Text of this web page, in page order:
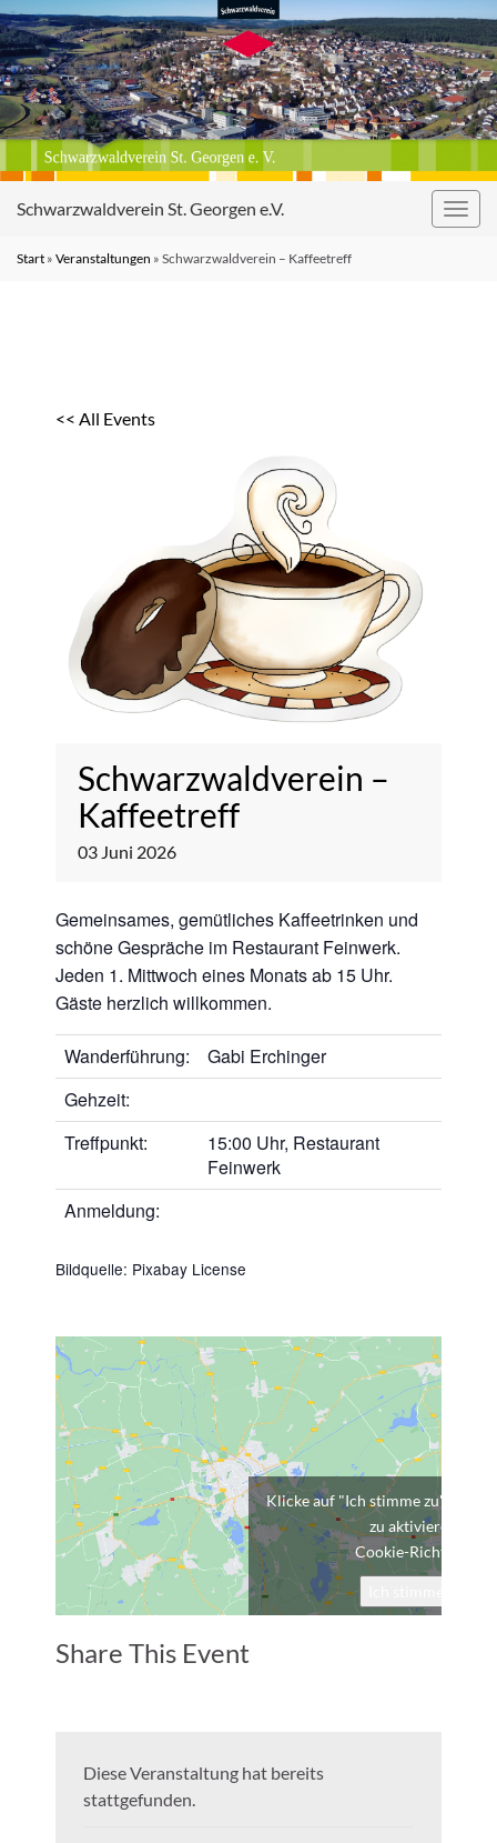
Schwarzwaldverein St. Georgen e.V.
Start » Veranstaltungen » Schwarzwaldverein – Kaffeetreff
<< All Events
Schwarzwaldverein –
Kaffeetreff
03 Juni 2026
Gemeinsames, gemütliches Kaffeetrinken und
schöne Gespräche im Restaurant Feinwerk.
Jeden 1. Mittwoch eines Monats ab 15 Uhr.
Gäste herzlich willkommen.
Wanderführung:
Gabi Erchinger
Gehzeit:
Treffpunkt:
15:00 Uhr, Restaurant
Feinwerk
Anmeldung:
Bildquelle: Pixabay License
Klicke auf "Ich stimme zu", um
zu aktivieren
Cookie-Richtlinie
Share This Event
Diese Veranstaltung hat bereits
stattgefunden.